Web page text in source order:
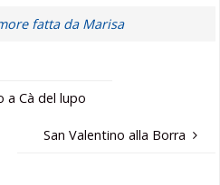
fatta da Marisa
a Cà del lupo
San Valentino alla Borra